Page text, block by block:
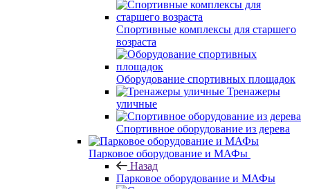
Спортивные комплексы для старшего
возраста
Оборудование спортивных площадок
Тренажеры
уличные
Спортивное оборудование из дерева
Парковое оборудование и МАФы
Назад
Парковое оборудование и МАФы